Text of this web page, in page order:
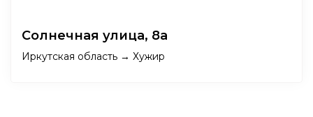
Солнечная улица, 8а
Иркутская область → Хужир